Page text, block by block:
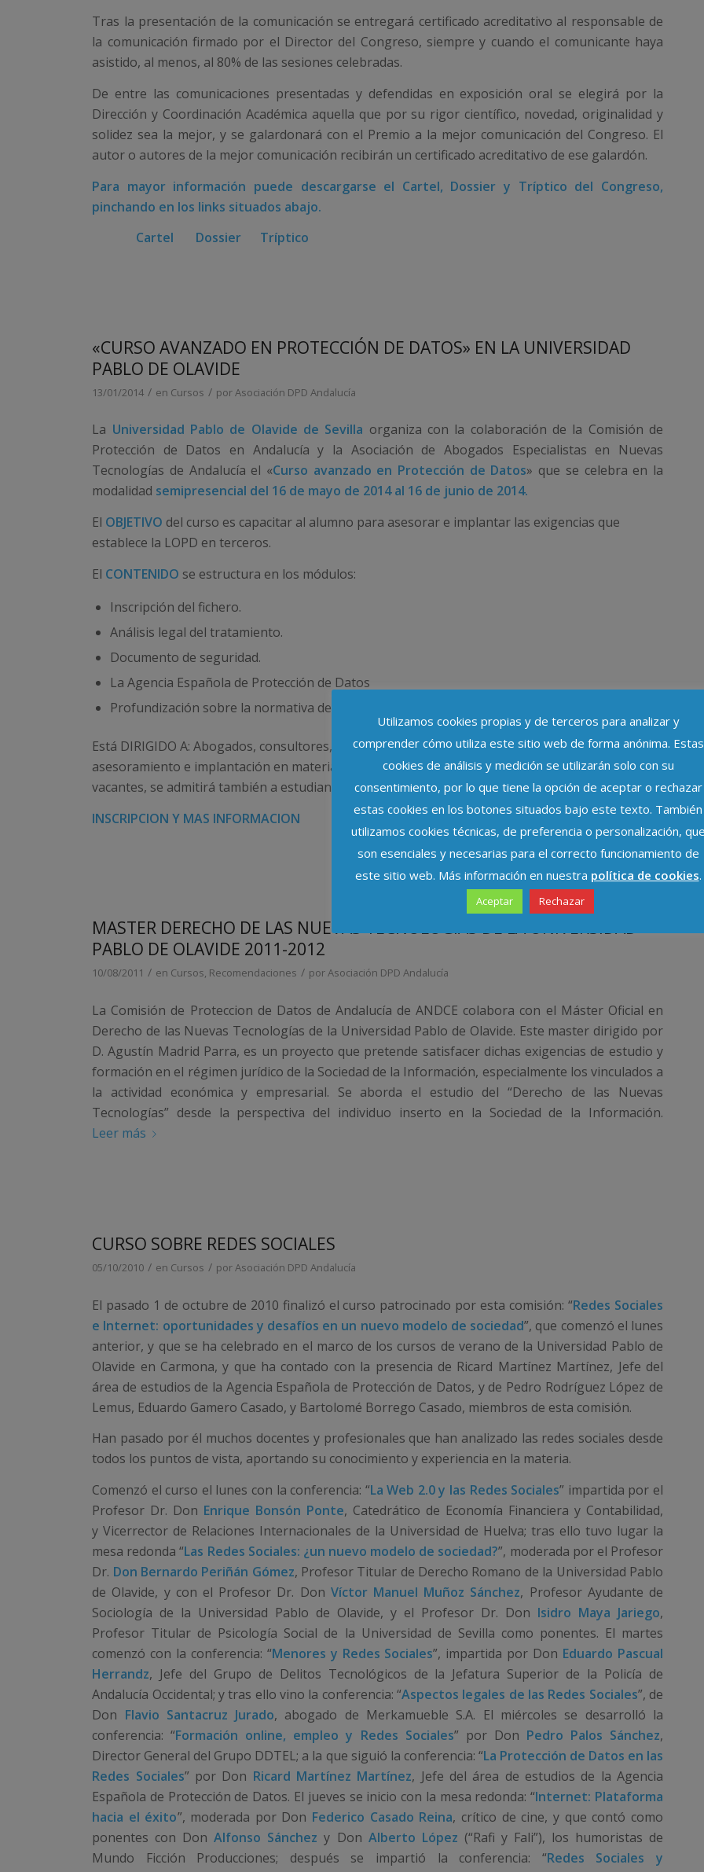
Tras la presentación de la comunicación se entregará certificado acreditativo al responsable de
la comunicación firmado por el Director del Congreso, siempre y cuando el comunicante haya
asistido, al menos, al 80% de las sesiones celebradas.
De entre las comunicaciones presentadas y defendidas en exposición oral se elegirá por la
Dirección y Coordinación Académica aquella que por su rigor científico, novedad, originalidad y
solidez sea la mejor, y se galardonará con el Premio a la mejor comunicación del Congreso. El
autor o autores de la mejor comunicación recibirán un certificado acreditativo de ese galardón.
Para mayor información puede descargarse el Cartel, Dossier y Tríptico del Congreso,
pinchando en los links situados abajo.
Cartel
Dossier Tríptico
«CURSO AVANZADO EN PROTECCIÓN DE DATOS» EN LA UNIVERSIDAD
PABLO DE OLAVIDE
13/01/2014 / en Cursos / porAsociación DPD Andalucía
La Universidad Pablo de Olavide de Sevilla organiza con la colaboración de la Comisión de
Protección de Datos en Andalucía y la Asociación de Abogados Especialistas en Nuevas
Tecnologías de Andalucía el «Curso avanzado en Protección de Datos» que se celebra en la
modalidad semipresencial del 16 de mayo de 2014 al 16 de junio de 2014.
El OBJETIVO del curso es capacitar al alumno para asesorar e implantar las exigencias que
establece la LOPD en terceros.
El CONTENIDO se estructura en los módulos:
Inscripción del fichero.
Análisis legal del tratamiento.
Documento de seguridad.
La Agencia Española de Protección de Datos
Profundización sobre la normativa de protección de datos.
Está DIRIGIDO A: Abogados, consultores, y otros profesionales que quieran prestar servicios de
asesoramiento e implantación en materia de protección de datos. No obstante, de haber plazas
vacantes, se admitirá también a estudiantes y personas interesadas en la materia.
INSCRIPCION Y MAS INFORMACION
MASTER DERECHO DE LAS NUEVAS TECNOLOGIAS DE LA UNIVERSIDAD
PABLO DE OLAVIDE 2011-2012
10/08/2011 / en Cursos, Recomendaciones / porAsociación DPD Andalucía
La Comisión de Proteccion de Datos de Andalucía de ANDCE colabora con el Máster Oficial en
Derecho de las Nuevas Tecnologías de la Universidad Pablo de Olavide. Este master dirigido por
D. Agustín Madrid Parra, es un proyecto que pretende satisfacer dichas exigencias de estudio y
formación en el régimen jurídico de la Sociedad de la Información, especialmente los vinculados a
la actividad económica y empresarial. Se aborda el estudio del “Derecho de las Nuevas
Tecnologías” desde la perspectiva del individuo inserto en la Sociedad de la Información.
Leer más
CURSO SOBRE REDES SOCIALES
05/10/2010 / en Cursos / porAsociación DPD Andalucía
El pasado 1 de octubre de 2010 finalizó el curso patrocinado por esta comisión: “Redes Sociales
e Internet: oportunidades y desafíos en un nuevo modelo de sociedad”, que comenzó el lunes
anterior, y que se ha celebrado en el marco de los cursos de verano de la Universidad Pablo de
Olavide en Carmona, y que ha contado con la presencia de Ricard Martínez Martínez, Jefe del
área de estudios de la Agencia Española de Protección de Datos, y de Pedro Rodríguez López de
Lemus, Eduardo Gamero Casado, y Bartolomé Borrego Casado, miembros de esta comisión.
Han pasado por él muchos docentes y profesionales que han analizado las redes sociales desde
todos los puntos de vista, aportando su conocimiento y experiencia en la materia.
Comenzó el curso el lunes con la conferencia: “La Web 2.0 y las Redes Sociales” impartida por el
Profesor Dr. Don Enrique Bonsón Ponte, Catedrático de Economía Financiera y Contabilidad,
y Vicerrector de Relaciones Internacionales de la Universidad de Huelva; tras ello tuvo lugar la
mesa redonda “Las Redes Sociales: ¿un nuevo modelo de sociedad?”, moderada por el Profesor
Dr. Don Bernardo Periñán Gómez, Profesor Titular de Derecho Romano de la Universidad Pablo
de Olavide, y con el Profesor Dr. Don Víctor Manuel Muñoz Sánchez, Profesor Ayudante de
Sociología de la Universidad Pablo de Olavide, y el Profesor Dr. Don Isidro Maya Jariego,
Profesor Titular de Psicología Social de la Universidad de Sevilla como ponentes. El martes
comenzó con la conferencia: “Menores y Redes Sociales”, impartida por Don Eduardo Pascual
Herrandz, Jefe del Grupo de Delitos Tecnológicos de la Jefatura Superior de la Policía de
Andalucía Occidental; y tras ello vino la conferencia: “Aspectos legales de las Redes Sociales”, de
Don Flavio Santacruz Jurado, abogado de Merkamueble S.A. El miércoles se desarrolló la
conferencia: “Formación online, empleo y Redes Sociales” por Don Pedro Palos Sánchez,
Director General del Grupo DDTEL; a la que siguió la conferencia: “La Protección de Datos en las
Redes Sociales” por Don Ricard Martínez Martínez, Jefe del área de estudios de la Agencia
Española de Protección de Datos. El jueves se inicio con la mesa redonda: “Internet: Plataforma
hacia el éxito”, moderada por Don Federico Casado Reina, crítico de cine, y que contó como
ponentes con DonAlfonso Sánchez y Don Alberto López (“Rafi y Fali”), los humoristas de
Mundo Ficción Producciones; después se impartió la conferencia: “Redes Sociales y
Utilizamos cookies propias y de terceros para analizar y
comprender cómo utiliza este sitio web de forma anónima. Estas
cookies de análisis y medición se utilizarán solo con su
consentimiento, por lo que tiene la opción de aceptar o rechazar
estas cookies en los botones situados bajo este texto. También
utilizamos cookies técnicas, de preferencia o personalización,
son esenciales y necesarias para el correcto funcionamiento de
este sitio web. Más información en nuestra política de cookies.
Aceptar Rechazar